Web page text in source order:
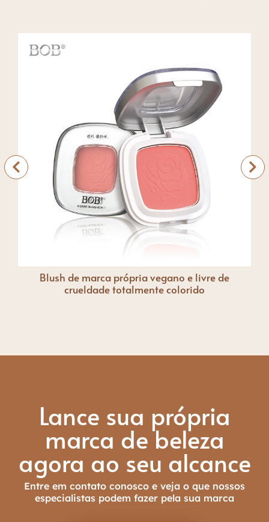
Blush de marca própria vegano e livre de
crueldade totalmente colorido
Lance sua própria
marca de beleza
agora ao seu alcance
Entre em contato conosco e veja o que nossos
especialistas podem fazer pela sua marca